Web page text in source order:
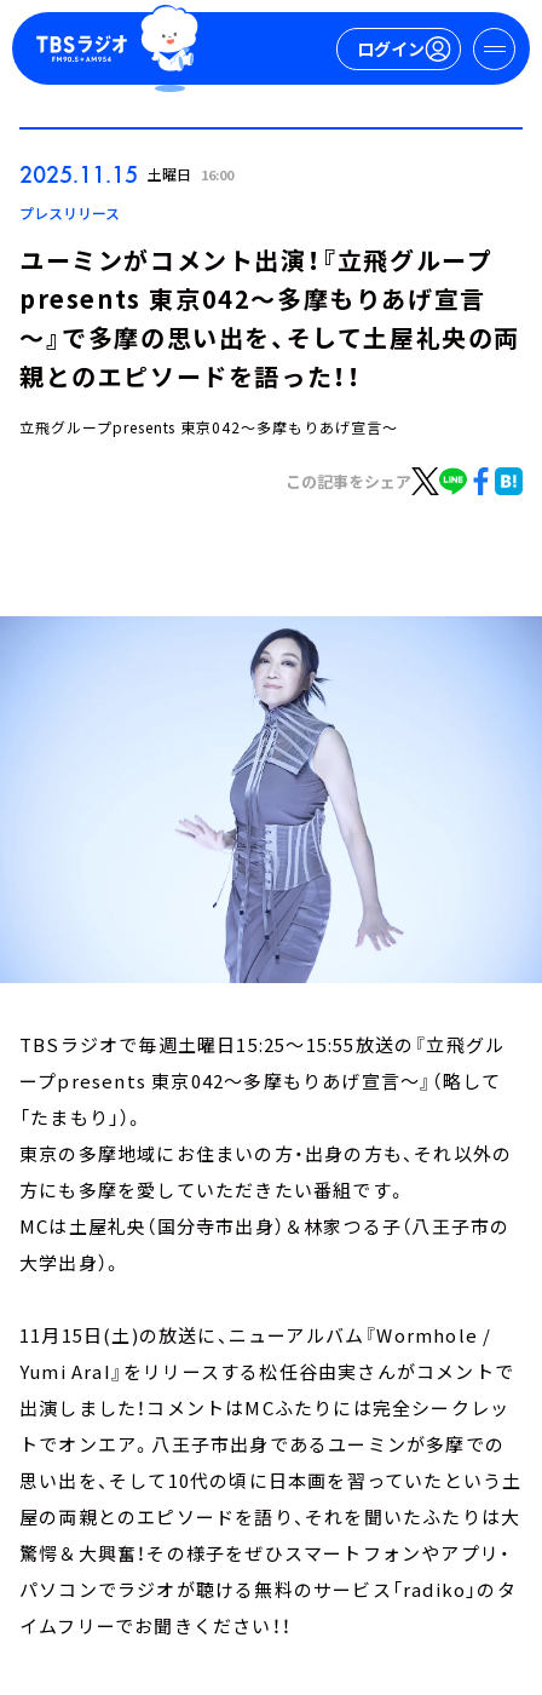
ログイン
今日の番組表
YouTube
2025.11.15 土曜日 16:00
プレスリリース
ユーミンがコメント出演！『立飛グループ
presents 東京042～多摩もりあげ宣言
～』で多摩の思い出を、そして土屋礼央の両
親とのエピソードを語った！！
立飛グループpresents 東京042～多摩もりあげ宣言～
この記事をシェア
TBSラジオで毎週土曜日15:25～15:55放送の『立飛グル
ープpresents 東京042～多摩もりあげ宣言～』（略して
「たまもり」）。
東京の多摩地域にお住まいの方・出身の方も、それ以外の
方にも多摩を愛していただきたい番組です。
MCは土屋礼央（国分寺市出身）＆林家つる子（八王子市の
大学出身）。
11月15日(土)の放送に、ニューアルバム『Wormhole /
Yumi AraI』をリリースする松任谷由実さんがコメントで
出演しました！コメントはMCふたりには完全シークレッ
トでオンエア。八王子市出身であるユーミンが多摩での
思い出を、そして10代の頃に日本画を習っていたという土
屋の両親とのエピソードを語り、それを聞いたふたりは大
驚愕＆大興奮！その様子をぜひスマートフォンやアプリ・
パソコンでラジオが聴ける無料のサービス「radiko」のタ
イムフリーでお聞きください！！